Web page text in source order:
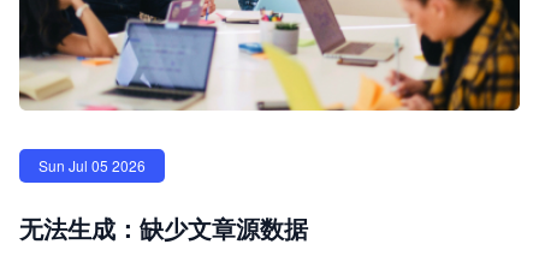
Sun Jul 05 2026
无法生成：缺少文章源数据